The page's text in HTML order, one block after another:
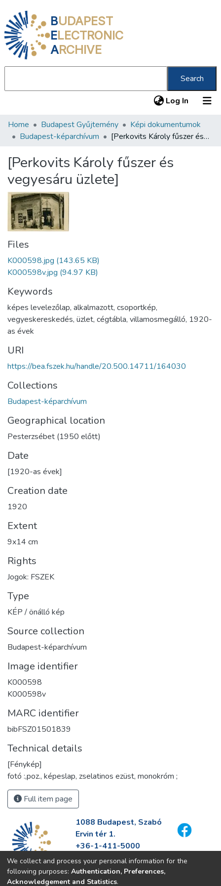
BUDAPEST
ELECTRONIC
ARCHIVE
Search
Log In (current)
Communities & Collections
Statistics
About us
Home Budapest Gyűjtemény
Képi dokumentumok
Budapest-képarchívum
[Perkovits Károly fűszer és vegyesáru üzlete]
[Perkovits Károly fűszer és
vegyesáru üzlete]
Files
K000598.jpg (143.65 KB)
K000598v.jpg (94.97 KB)
Keywords
képes levelezőlap, alkalmazott, csoportkép,
vegyeskereskedés, üzlet, cégtábla, villamosmegálló, 1920-
as évek
URI
https://bea.fszek.hu/handle/20.500.14711/164030
Collections
Budapest-képarchívum
Geographical location
Pesterzsébet (1950 előtt)
Date
[1920-as évek]
Creation date
1920
Extent
9x14 cm
Rights
Jogok: FSZEK
Type
KÉP / önálló kép
Source collection
Budapest-képarchívum
Image identifier
K000598
K000598v
MARC identifier
bibFSZ01501839
Technical details
[Fénykép]
fotó :,poz., képeslap, zselatinos ezüst, monokróm ;
Full item page
1088 Budapest, Szabó
Ervin tér 1.
+36-1-411-5000
info@fszek.hu
https://fszek.hu
We collect and process your personal information for the
following purposes: Authentication, Preferences,
Acknowledgement and Statistics.